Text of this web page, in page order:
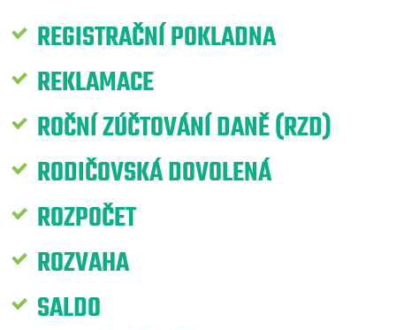
REGISTRAČNÍ POKLADNA
REKLAMACE
ROČNÍ ZÚČTOVÁNÍ DANĚ (RZD)
RODIČOVSKÁ DOVOLENÁ
ROZPOČET
ROZVAHA
SALDO